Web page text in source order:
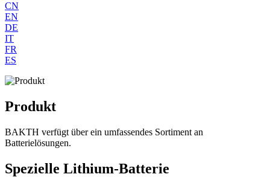
CN
EN
DE
IT
FR
ES
Produkt
BAKTH verfügt über ein umfassendes Sortiment an
Batterielösungen.
Spezielle Lithium-Batterie